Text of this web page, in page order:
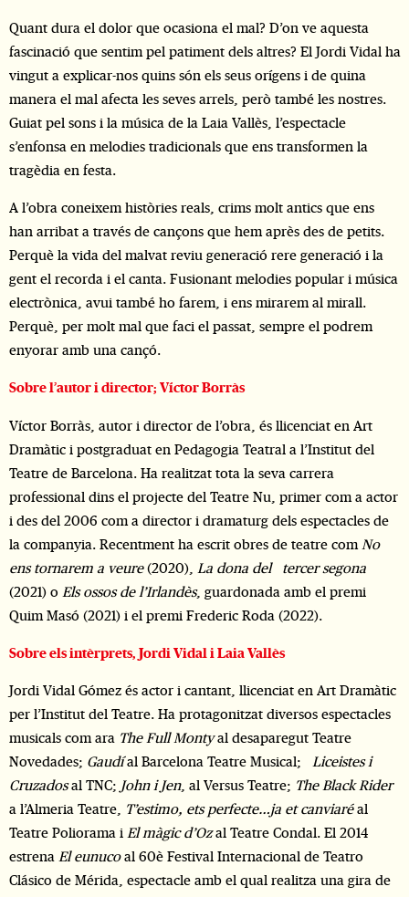
Quant dura el dolor que ocasiona el mal? D’on ve aquesta
fascinació que sentim pel patiment dels altres? El Jordi Vidal ha
vingut a explicar-nos quins són els seus orígens i de quina
manera el mal afecta les seves arrels, però també les nostres.
Guiat pel sons i la música de la Laia Vallès, l’espectacle
s’enfonsa en melodies tradicionals que ens transformen la
tragèdia en festa.
A l’obra coneixem històries reals, crims molt antics que ens
han arribat a través de cançons que hem après des de petits.
Perquè la vida del malvat reviu generació rere generació i la
gent el recorda i el canta. Fusionant melodies popular i música
electrònica, avui també ho farem, i ens mirarem al mirall.
Perquè, per molt mal que faci el passat, sempre el podrem
enyorar amb una cançó.
Sobre l’autor i director; Víctor Borràs
Víctor Borràs, autor i director de l’obra, és llicenciat en Art
Dramàtic i postgraduat en Pedagogia Teatral a l’Institut del
Teatre de Barcelona. Ha realitzat tota la seva carrera
professional dins el projecte del Teatre Nu, primer com a actor
i des del 2006 com a director i dramaturg dels espectacles de
la companyia. Recentment ha escrit obres de teatre comNo
ens tornarem a veure(2020), La dona del tercer segona
(2021) o Els ossos de l’Irlandès, guardonada amb el premi
Quim Masó (2021) i el premi Frederic Roda (2022).
Sobre els intèrprets, Jordi Vidal i Laia Vallès
Jordi Vidal Gómez és actor i cantant, llicenciat en Art Dramàtic
per l’Institut del Teatre. Ha protagonitzat diversos espectacles
musicals com ara The Full Montyal desaparegut Teatre
Novedades; Gaudíal Barcelona Teatre Musical; Liceistes i
Cruzadosal TNC; John i Jen, al Versus Teatre; The Black Rider
a l’Almeria Teatre, T’estimo, ets perfecte…ja et canviaréal
Teatre Poliorama i El màgic d’Ozal Teatre Condal. El 2014
estrena El eunucoal 60è Festival Internacional de Teatro
Clásico de Mérida, espectacle amb el qual realitza una gira de